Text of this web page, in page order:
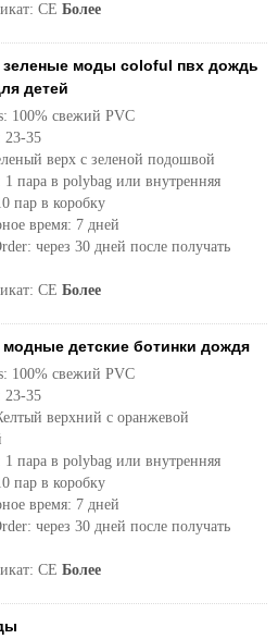
CE Более
зеленые моды coloful пвх дождь
детей
100% свежий PVC
23-35
верх с зеленой подошвой
1 пара в polybag или внутренняя
пар в коробку
время: 7 дней
через 30 дней после получать
CE Более
модные детские ботинки дождя
100% свежий PVC
23-35
верхний с оранжевой
1 пара в polybag или внутренняя
пар в коробку
время: 7 дней
через 30 дней после получать
CE Более